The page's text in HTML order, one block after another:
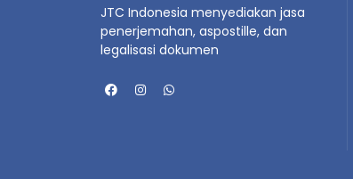
JTC Indonesia menyediakan jasa
penerjemahan, aspostille, dan
legalisasi dokumen